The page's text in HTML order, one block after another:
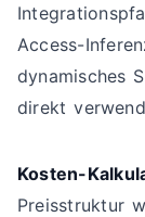
Access-
dynamisches
direkt
Kosten-
Preisstruktur